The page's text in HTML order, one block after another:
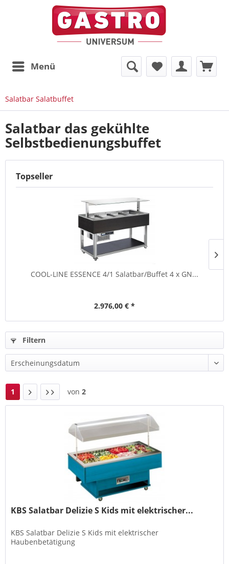
Menü
Salatbar Salatbuffet
Salatbar das gekühlte
Selbstbedienungsbuffet
Topseller
COOL-LINE ESSENCE 4/1 Salatbar/Buffet 4 x GN...
2.976,00 € *
Filtern
1 von 2
KBS Salatbar Delizie S Kids mit elektrischer...
KBS Salatbar Delizie S Kids mit elektrischer
Haubenbetätigung